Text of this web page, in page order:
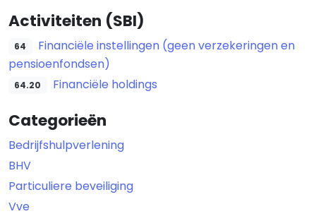
Activiteiten (SBI)
64
Financiële instellingen (geen verzekeringen en
pensioenfondsen)
64.20 Financiële holdings
Categorieën
Bedrijfshulpverlening
BHV
Particuliere beveiliging
Vve